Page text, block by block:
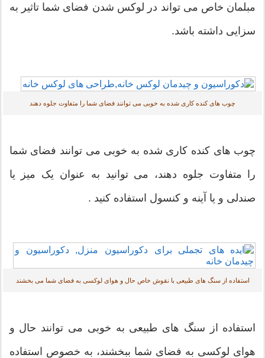
مبلمان خاص می تواند در لوکس شدن فضای شما تاثیر به
سزایی داشته باشد.
چوب های کنده کاری شده به خوبی می توانند فضای شما را متفاوت جلوه دهند
چوب های کنده کاری شده به خوبی می توانند فضای شما
را متفاوت جلوه دهند، می توانید به عنوان یک میز یا
صندلی و یا آینه و کنسول استفاده کنید .
استفاده از سنگ های طبیعی با نقوش خاص حال و هوای لوکسی به فضای شما می بخشند
استفاده از سنگ های طبیعی به خوبی می توانند حال و
هوای لوکسی به فضای شما ببخشند، به خصوص استفاده